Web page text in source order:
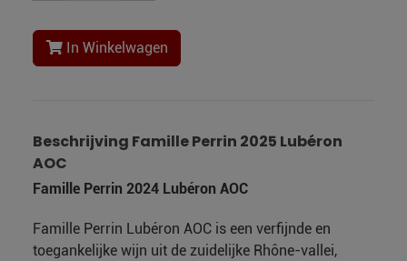
In Winkelwagen
Beschrijving Famille Perrin 2025 Lubéron
AOC
Famille Perrin 2024 Lubéron AOC
Famille Perrin Lubéron AOC is een verfijnde en
toegankelijke wijn uit de zuidelijke Rhône-vallei,